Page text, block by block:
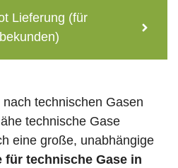
Lieferung (für
technischen Gasen
technische Gase
eine große, unabhängige
für technische Gase in